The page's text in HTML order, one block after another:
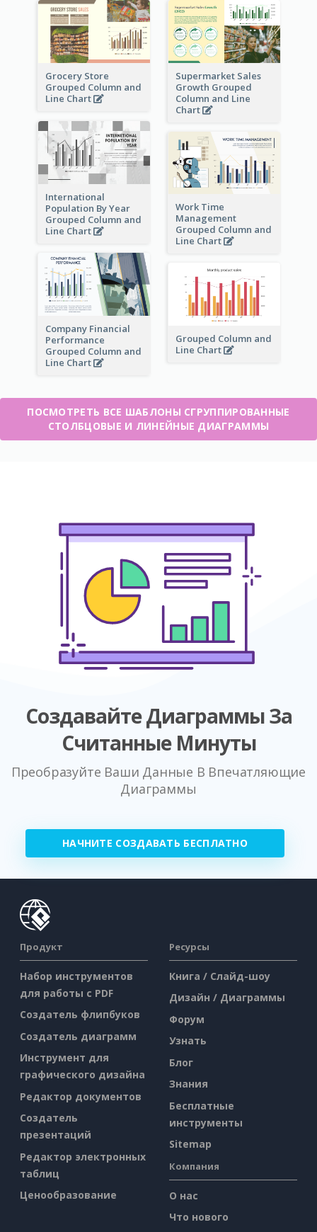
Grocery Store
Grouped Column and
Line Chart
Supermarket Sales
Growth Grouped
Column and Line
Chart
International
Population By Year
Grouped Column and
Line Chart
Work Time
Management
Grouped Column and
Line Chart
Company Financial
Performance
Grouped Column and
Line Chart
Grouped Column and
Line Chart
ПОСМОТРЕТЬ ВСЕ ШАБЛОНЫ СГРУППИРОВАННЫЕ
СТОЛБЦОВЫЕ И ЛИНЕЙНЫЕ ДИАГРАММЫ
Создавайте Диаграммы За
Считанные Минуты
Преобразуйте Ваши Данные В Впечатляющие
Диаграммы
НАЧНИТЕ СОЗДАВАТЬ БЕСПЛАТНО
Продукт
Набор инструментов
для работы с PDF
Создатель флипбуков
Создатель диаграмм
Инструмент для
графического дизайна
Редактор документов
Создатель
презентаций
Редактор электронных
таблиц
Ценообразование
Ресурсы
Книга / Слайд-шоу
Дизайн / Диаграммы
Форум
Узнать
Блог
Знания
Бесплатные
инструменты
Sitemap
Компания
О нас
Что нового